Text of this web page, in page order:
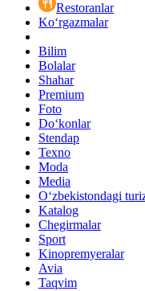
Restoranlar
Ko‘rgazmalar
Bilim
Bolalar
Shahar
Premium
Foto
Do‘konlar
Stendap
Texno
Moda
Media
O‘zbekistondagi
Katalog
Chegirmalar
Sport
Kinopremyeralar
Avia
Taqvim